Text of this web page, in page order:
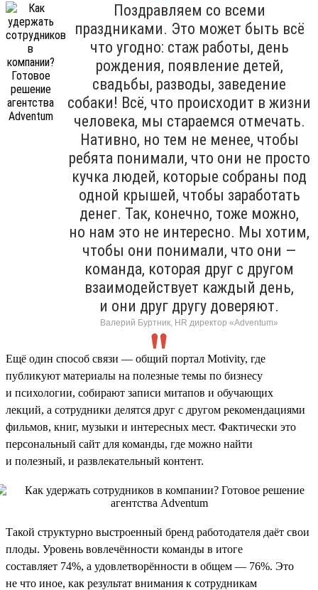
Поздравляем со всеми
праздниками. Это может быть всё
что угодно: стаж работы, день
рождения, появление детей,
свадьбы, разводы, заведение
собаки! Всё, что происходит в жизни
человека, мы стараемся отмечать.
Нативно, но тем не менее, чтобы
ребята понимали, что они не просто
кучка людей, которые собраны под
одной крышей, чтобы заработать
денег. Так, конечно, тоже можно,
но нам это не интересно. Мы хотим,
чтобы они понимали, что они —
команда, которая друг с другом
взаимодействует каждый день,
и они друг другу доверяют.
Валерий Буртник, HR директор «Adventum»
Ещё один способ связи — общий портал Motivity, где
публикуют материалы на полезные темы по бизнесу
и психологии, собирают записи митапов и обучающих
лекций, а сотрудники делятся друг с другом рекомендациями
фильмов, книг, музыки и интересных мест. Фактически это
персональный сайт для команды, где можно найти
и полезный, и развлекательный контент.
Такой структурно выстроенный бренд работодателя даёт свои
плоды. Уровень вовлечённости команды в итоге
составляет 74%, а удовлетворённости в общем — 76%. Это
не что иное, как результат внимания к сотрудникам